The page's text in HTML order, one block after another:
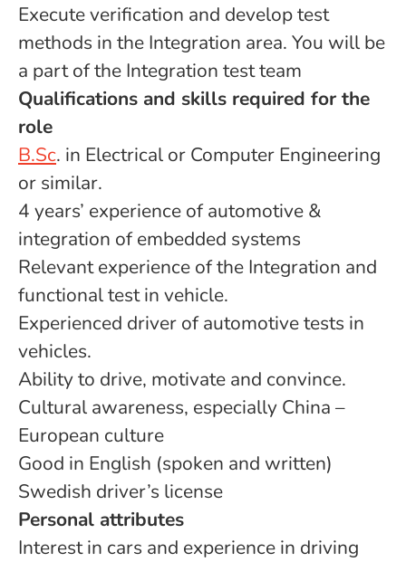
Execute verification and develop test
methods in the Integration area. You will be
a part of the Integration test team
Qualifications and skills required for the
role
B.Sc. in Electrical or Computer Engineering
or similar.
4 years’ experience of automotive &
integration of embedded systems
Relevant experience of the Integration and
functional test in vehicle.
Experienced driver of automotive tests in
vehicles.
Ability to drive, motivate and convince.
Cultural awareness, especially China –
European culture
Good in English (spoken and written)
Swedish driver’s license
Personal attributes
Interest in cars and experience in driving